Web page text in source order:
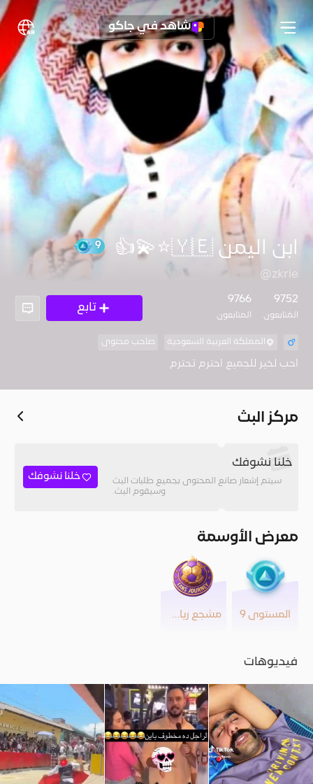
شاهد في جاكو
ابن اليمن 🇾🇪⭐💫👍
@zkrie
9752
المُتابعون
9766
المتابعون
تابع
المملكة العربية السعودية صاحب محتوى
احب لخير للجميع احترم تحترم
مركز البث
خلنا نشوفك
سيتم إشعار صانع المحتوى بجميع طلبات البث
وسيقوم البث.
خلنا نشوفك
معرض الأوسمة
المستوى 9 مشجع رياضي
فيديوهات